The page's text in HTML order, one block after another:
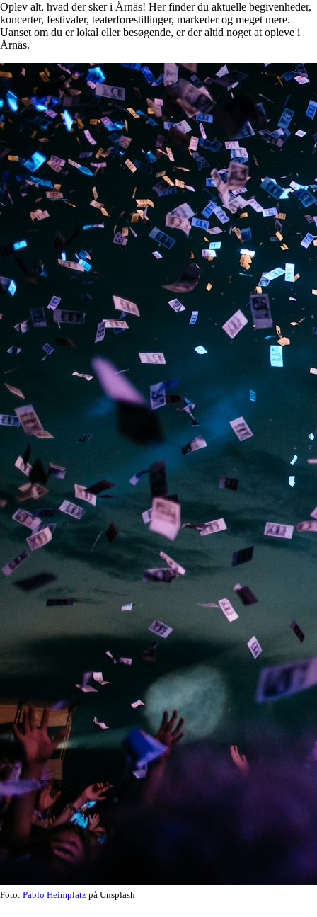
Oplev alt, hvad der sker i Årnäs! Her finder du aktuelle begivenheder,
koncerter, festivaler, teaterforestillinger, markeder og meget mere.
Uanset om du er lokal eller besøgende, er der altid noget at opleve i
Årnäs.
Foto: Pablo Heimplatz på Unsplash